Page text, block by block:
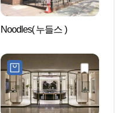
Noodles( 누들스 )